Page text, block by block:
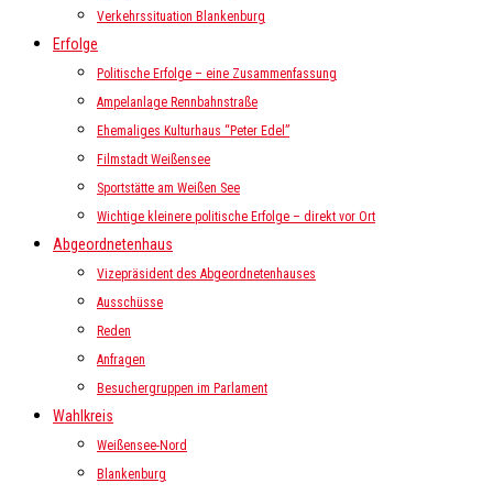
Verkehrssituation Blankenburg
Erfolge
Politische Erfolge – eine Zusammenfassung
Ampelanlage Rennbahnstraße
Ehemaliges Kulturhaus “Peter Edel”
Filmstadt Weißensee
Sportstätte am Weißen See
Wichtige kleinere politische Erfolge – direkt vor Ort
Abgeordnetenhaus
Vizepräsident des Abgeordnetenhauses
Ausschüsse
Reden
Anfragen
Besuchergruppen im Parlament
Wahlkreis
Weißensee-Nord
Blankenburg